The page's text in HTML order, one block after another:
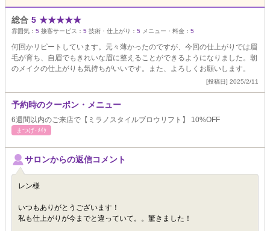
総合 5 ★★★★★
雰囲気： 5 接客サービス： 5 技術・仕上がり： 5 メニュー・料金： 5
何回かリピートしています。元々薄かったのですが、今回の仕上がりでは眉
毛が育ち、自眉でもきれいな眉に整えることができるようになりました。朝
のメイクの仕上がりも気持ちがいいです。また、よろしくお願いします。
[投稿日] 2025/2/11
予約時のクーポン・メニュー
6週間以内のご来店で【ミラノスタイルブロウリフト】 10%OFF
まつげ･ﾒｲｸ
サロンからの返信コメント
レン様
いつもありがとうございます！
私も仕上がりが今までと違っていて。。驚きました！